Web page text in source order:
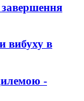
вибуху в
-